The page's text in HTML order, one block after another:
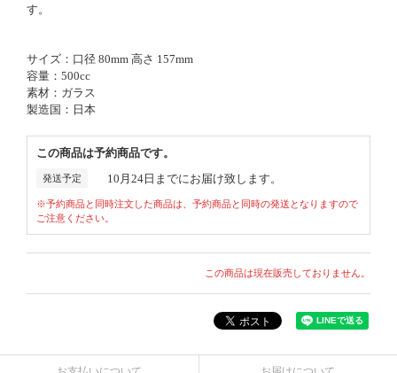
す。
サイズ：口径 80mm 高さ 157mm
容量：500cc
素材：ガラス
製造国：日本
この商品は予約商品です。
発送予定 10月24日までにお届け致します。
※予約商品と同時注文した商品は、予約商品と同時の発送となりますので
ご注意ください。
この商品は現在販売しておりません。